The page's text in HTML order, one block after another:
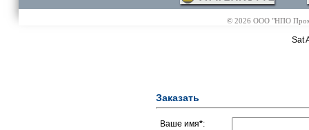
© 2026 ООО "НПО
Sat
Заказать
Ваше имя*: